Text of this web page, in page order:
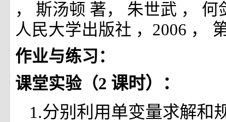
， 斯汤顿 著， 朱世武 ， 何
人民大学出版社 ，2006 ，
作业与练习：
课堂实验（2 课时）：
1.分别利用单变量求解和